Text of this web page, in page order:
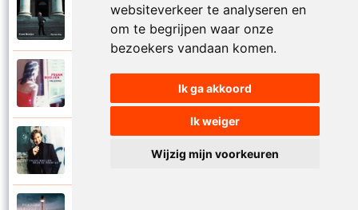
websiteverkeer te analyseren en
om te begrijpen waar onze
bezoekers vandaan komen.
Ik ga akkoord
Ik weiger
Wijzig mijn voorkeuren
Frank Boeijen
Op een dag
Frank Boeijen
Open de poorten